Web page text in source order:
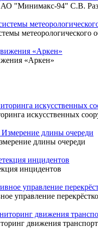
АО "Минимакс-94" С.В.
«Аркен»
искусственных
длины очереди
инцидентов
управление
движения